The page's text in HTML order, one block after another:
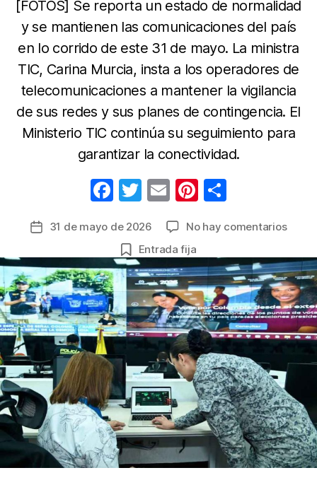
[FOTOS] Se reporta un estado de normalidad
y se mantienen las comunicaciones del país
en lo corrido de este 31 de mayo. La ministra
TIC, Carina Murcia, insta a los operadores de
telecomunicaciones a mantener la vigilancia
de sus redes y sus planes de contingencia. El
Ministerio TIC continúa su seguimiento para
garantizar la conectividad.
F
c
e
b
o
o
k
T
itt
er
E
ail
Pi
er
e
st
m
p
ar
tir
Fecha
la
entrada
31 de mayo de 2026 No hay comentariosen
y
la
Entrada fija